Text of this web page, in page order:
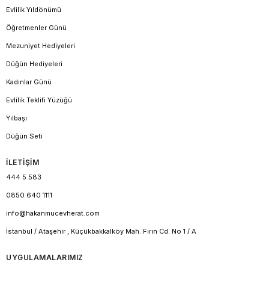
Evlilik Yıldönümü
Öğretmenler Günü
Mezuniyet Hediyeleri
Düğün Hediyeleri
Kadınlar Günü
Evlilik Teklifi Yüzüğü
Yılbaşı
Düğün Seti
İLETİŞİM
444 5 583
0850 640 1111
info@hakanmucevherat.com
İstanbul / Ataşehir , Küçükbakkalköy Mah. Fırın Cd. No 1 / A
UYGULAMALARIMIZ